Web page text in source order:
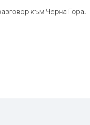
към Черна Гора.